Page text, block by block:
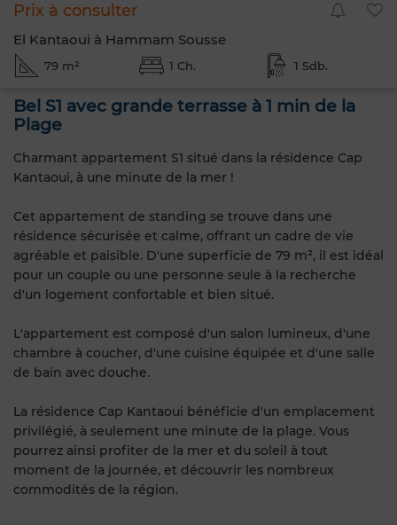
Prix à consulter
El Kantaoui à Hammam Sousse
79 m² 1 Ch. 1 Sdb.
Bel S1 avec grande terrasse à 1 min de la
Plage
Charmant appartement S1 situé dans la résidence Cap
Kantaoui, à une minute de la mer !
Cet appartement de standing se trouve dans une
résidence sécurisée et calme, offrant un cadre de vie
agréable et paisible. D'une superficie de 79 m², il est idéal
pour un couple ou une personne seule à la recherche
d'un logement confortable et bien situé.
L'appartement est composé d'un salon lumineux, d'une
chambre à coucher, d'une cuisine équipée et d'une salle
de bain avec douche.
La résidence Cap Kantaoui bénéficie d'un emplacement
privilégié, à seulement une minute de la plage. Vous
pourrez ainsi profiter de la mer et du soleil à tout
moment de la journée, et découvrir les nombreux
commodités de la région.